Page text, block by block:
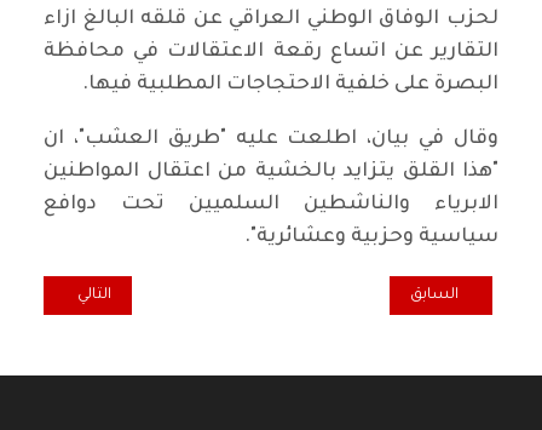
لحزب الوفاق الوطني العراقي عن قلقه البالغ ازاء
التقارير عن اتساع رقعة الاعتقالات في محافظة
البصرة على خلفية الاحتجاجات المطلبية فيها.
وقال في بيان، اطلعت عليه "طريق العشب"، ان
"هذا القلق يتزايد بالخشية من اعتقال المواطنين
الابرياء والناشطين السلميين تحت دوافع
سياسية وحزبية وعشائرية".
المقال السابق: صعود مقلق لليمين العنصري.. وإستقطاب سياسي حاد
السابق المقال التالي:
التالي